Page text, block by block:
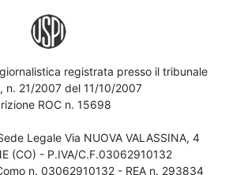
registrata presso il tribunale
n. 21/2007 del 11/10/2007
ROC n. 15698
Legale Via NUOVA VALASSINA, 4
(CO) - P.IVA/C.F.03062910132
n. 03062910132 - REA n. 293834